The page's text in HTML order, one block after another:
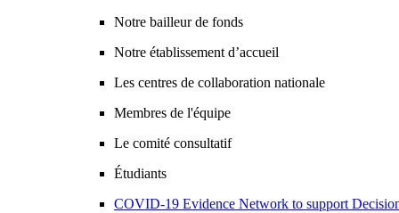
Notre bailleur de fonds
Notre établissement d’accueil
Les centres de collaboration nationale
Membres de l'équipe
Le comité consultatif
Étudiants
COVID-19 Evidence Network to support